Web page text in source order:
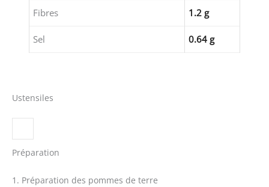
Fibres 1.2 g
Sel 0.64 g
Ustensiles
Préparation
1. Préparation des pommes de terre